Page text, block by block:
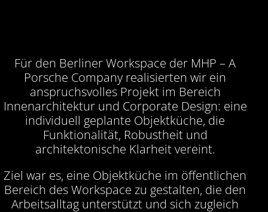
Für den Berliner Workspace der MHP – A
Porsche Company realisierten wir ein
anspruchsvolles Projekt im Bereich
Innenarchitektur und Corporate Design: eine
individuell geplante Objektküche, die
Funktionalität, Robustheit und
architektonische Klarheit vereint.
Ziel war es, eine Objektküche im öffentlichen
Bereich des Workspace zu gestalten, die den
Arbeitsalltag unterstützt und sich zugleich